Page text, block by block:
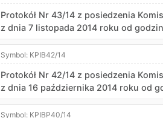
Protokół Nr 43/14 z posiedzenia
z dnia 7 listopada 2014 roku od
Symbol: KPIB42/14
Protokół Nr 42/14 z posiedzenia
z dnia 16 października 2014 roku od
Symbol: KPIBP40/14